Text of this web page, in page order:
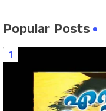
Popular Posts